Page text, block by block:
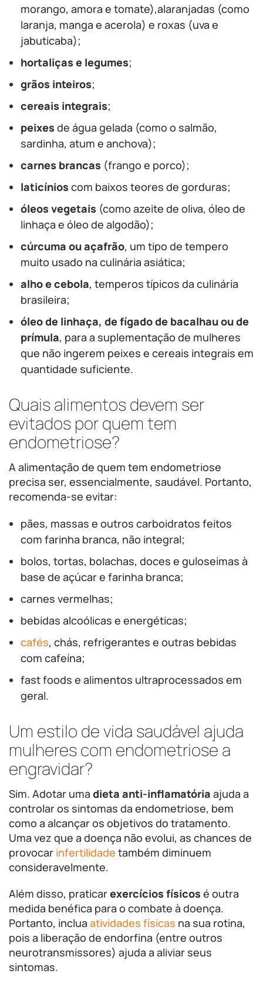
morango, amora e tomate),alaranjadas (como
laranja, manga e acerola) e roxas (uva e
jabuticaba);
hortaliças e legumes;
grãos inteiros;
cereais integrais;
peixes de água gelada (como o salmão,
sardinha, atum e anchova);
carnes brancas (frango e porco);
laticínios com baixos teores de gorduras;
óleos vegetais (como azeite de oliva, óleo de
linhaça e óleo de algodão);
cúrcuma ou açafrão, um tipo de tempero
muito usado na culinária asiática;
alho e cebola, temperos típicos da culinária
brasileira;
óleo de linhaça, de fígado de bacalhau ou de
prímula, para a suplementação de mulheres
que não ingerem peixes e cereais integrais em
quantidade suficiente.
Quais alimentos devem ser
evitados por quem tem
endometriose?
A alimentação de quem tem endometriose
precisa ser, essencialmente, saudável. Portanto,
recomenda-se evitar:
pães, massas e outros carboidratos feitos
com farinha branca, não integral;
bolos, tortas, bolachas, doces e guloseimas à
base de açúcar e farinha branca;
carnes vermelhas;
bebidas alcoólicas e energéticas;
cafés, chás, refrigerantes e outras bebidas
com cafeína;
fast foods e alimentos ultraprocessados em
geral.
Um estilo de vida saudável ajuda
mulheres com endometriose a
engravidar?
Sim. Adotar uma dieta anti-inflamatória ajuda a
controlar os sintomas da endometriose, bem
como a alcançar os objetivos do tratamento.
Uma vez que a doença não evolui, as chances de
provocar infertilidade também diminuem
consideravelmente.
Além disso, praticarexercícios físicos é outra
medida benéfica para o combate à doença.
Portanto, inclua atividades físicas na sua rotina,
pois a liberação de endorfina (entre outros
neurotransmissores) ajuda a aliviar seus
sintomas.